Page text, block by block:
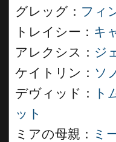
グレッグ： フィ
トレイシー： キ
アレクシス： ジ
ケイトリン： ソ
デヴィッド：
ト
ット
ミアの母親： ミ